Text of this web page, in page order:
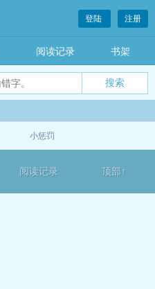
登陆 注册
阅读记录 书架
小惩罚
阅读记录 顶部↑